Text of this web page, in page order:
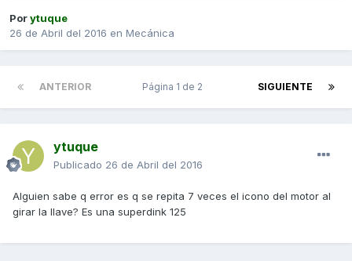
Porytuque
26 de Abril del 2016 en Mecánica
ANTERIOR SIGUIENTE
Página 1 de 2
ytuque
Publicado 26 de Abril del 2016
Alguien sabe q error es q se repita 7 veces el icono del motor al
girar la llave? Es una superdink 125